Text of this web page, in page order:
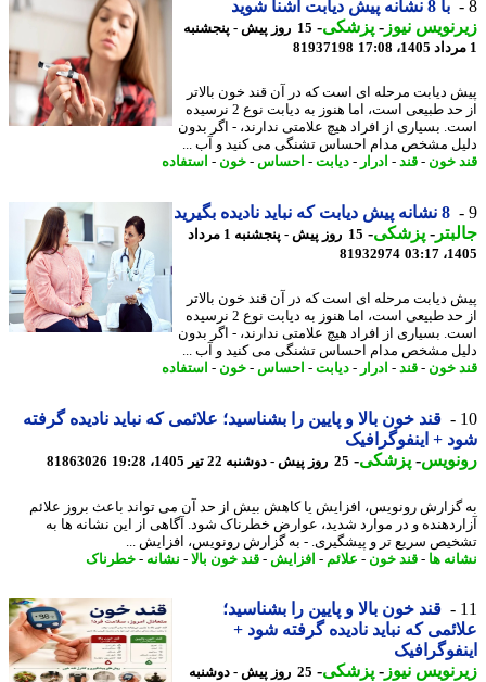
با 8 نشانه پیش دیابت آشنا شوید
نیوز-پزشکی-
15 روز پیش - پنجشنبه
81937198
دیابت مرحله ای است که در آن قند خون بالاتر
از حد طبیعی است، اما هنوز به دیابت نوع 2 نرسیده
بسیاری از افراد هیچ علامتی ندارند، - اگر بدون
مشخص مدام احساس تشنگی می کنید و آب ...
خون-قند -ادرار - دیابت-احساس-خون-استفاده
8 نشانه پیش دیابت که نباید نادیده بگیرید
-پزشکی-
15 روز پیش - پنجشنبه 1 مرداد
81932974
دیابت مرحله ای است که در آن قند خون بالاتر
از حد طبیعی است، اما هنوز به دیابت نوع 2 نرسیده
بسیاری از افراد هیچ علامتی ندارند، - اگر بدون
مشخص مدام احساس تشنگی می کنید و آب ...
خون-قند -ادرار - دیابت-احساس-خون-استفاده
قند خون بالا و پایین را بشناسید؛ علائمی که نباید نادیده گرفته
+ اینفوگرافیک
-پزشکی-25 روز پیش - دوشنبه 22 تیر 1405، 19:28 81863026
رونویس، افزایش یا کاهش بیش از حد آن می تواند باعث بروز علائم
و در موارد شدید، عوارض خطرناک شود. آگاهی از این نشانه ها به
سریع تر و پیشگیری. - به گزارش رونویس، افزایش ...
ها- قند خون-علائم-افزایش -قند خون بالا- نشانه-خطرناک
قند خون بالا و پایین را بشناسید؛
که نباید نادیده گرفته شود +
نیوز-پزشکی-
25 روز پیش - دوشنبه